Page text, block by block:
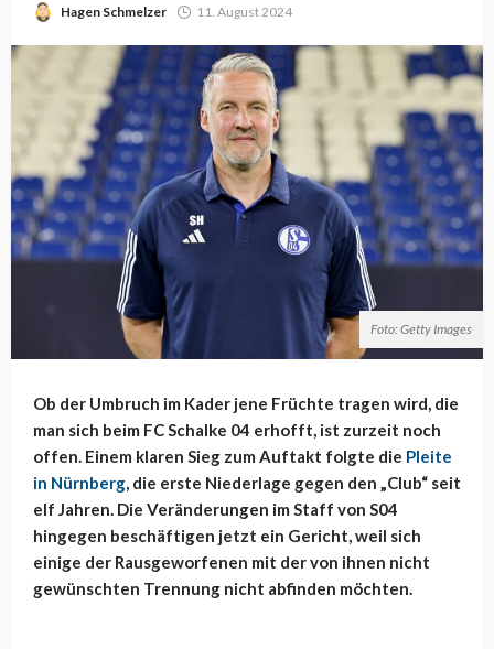
Hagen Schmelzer 11. August 2024
Foto: Getty Images
Ob der Umbruch im Kader jene Früchte tragen wird, die
man sich beim FC Schalke 04 erhofft, ist zurzeit noch
offen. Einem klaren Sieg zum Auftakt folgte die Pleite
in Nürnberg, die erste Niederlage gegen den „Club“ seit
elf Jahren. Die Veränderungen im Staff von S04
hingegen beschäftigen jetzt ein Gericht, weil sich
einige der Rausgeworfenen mit der von ihnen nicht
gewünschten Trennung nicht abfinden möchten.